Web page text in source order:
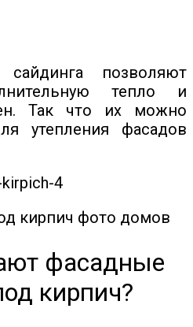
позволяют
тепло и
Так что их можно
утепления фасадов
кирпич фото домов
фасадные
кирпич?